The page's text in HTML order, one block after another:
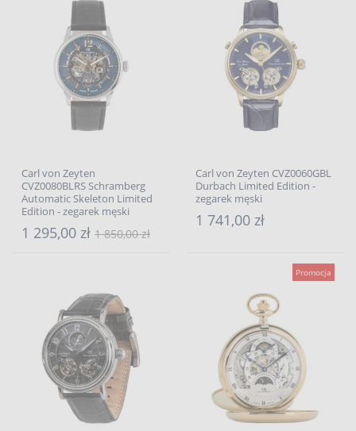
Carl von Zeyten
CVZ0080BLRS Schramberg
Automatic Skeleton Limited
Edition - zegarek męski
1 295,00 zł 1 850,00 zł
Carl von Zeyten CVZ0060GBL
Durbach Limited Edition -
zegarek męski
1 741,00 zł
Promocja